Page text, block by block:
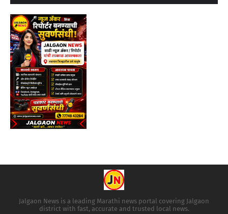
Jalgaon News is a leading Marathi news portal covering Jalgaon
district with fast, accurate and trusted local news.